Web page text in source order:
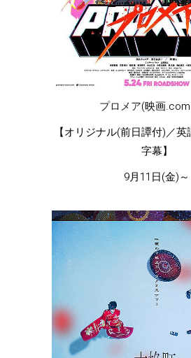
プロメア(映画
【オリジナル(前日譚付)／
字幕】
9月11日(金)～